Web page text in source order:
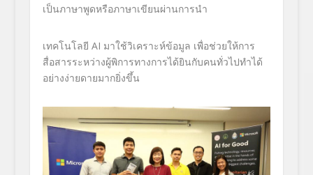
เป็นภาษาพูดหรือภาษาเขียนผ่านการนำ
เทคโนโลยี AI มาใช้วิเคราะห์ข้อมูล เพื่อช่วยให้การ
สื่อสารระหว่างผู้พิการทางการได้ยินกับคนทั่วไปทำได้
อย่างง่ายดายมากยิ่งขึ้น